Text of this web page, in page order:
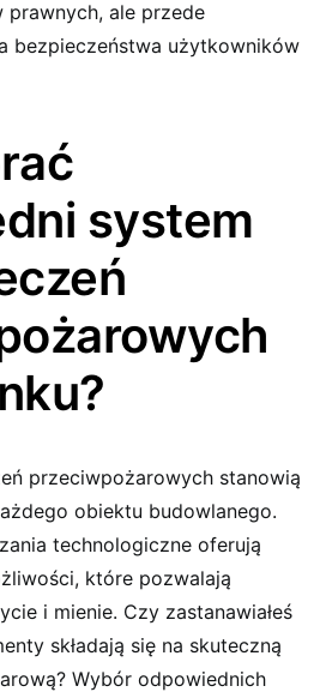
prawnych, ale przede
bezpieczeństwa użytkowników
system
przeciwpożarowych stanowią
obiektu budowlanego.
technologiczne oferują
które pozwalają
i mienie. Czy zastanawiałeś
składają się na skuteczną
Wybór odpowiednich